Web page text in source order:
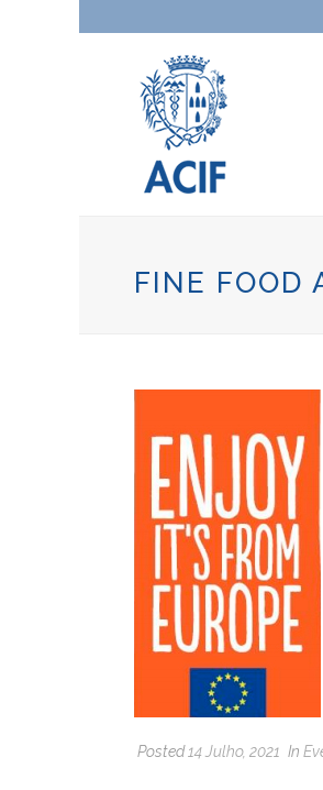
FINE FOOD
Posted14 Julho, 2021 In